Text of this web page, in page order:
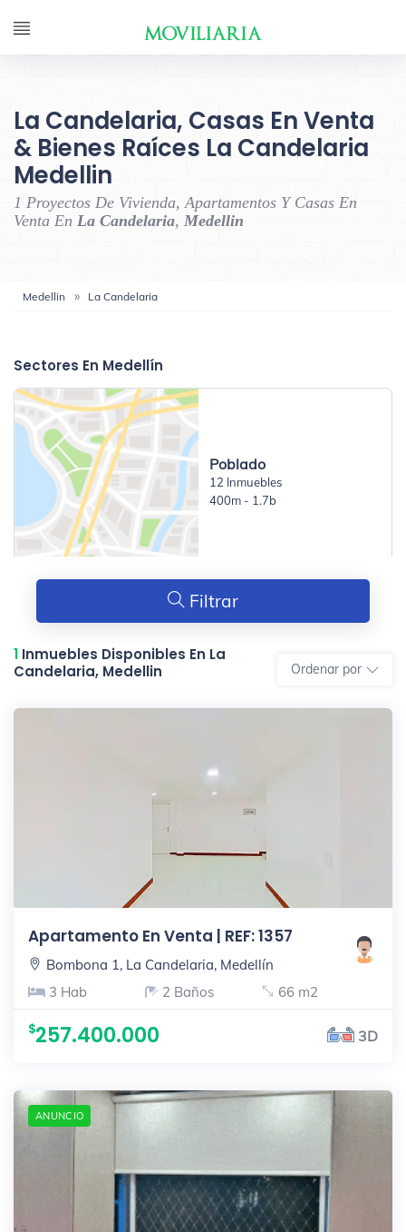
La Candelaria, Casas En Venta
& Bienes Raíces La Candelaria
Medellin
1 Proyectos De Vivienda, Apartamentos Y Casas En
Venta En La Candelaria, Medellin
Medellin La Candelaria
Sectores En Medellín
Poblado
12 Inmuebles
400m - 1.7b
Filtrar
1 Inmuebles Disponibles En La
Candelaria, Medellin
Ordenar por
Apartamento En Venta | REF: 1357
Bombona 1, La Candelaria, Medellín
3 Hab
2 Baños 66 m2
257.400.000 3D
ANUNCIO